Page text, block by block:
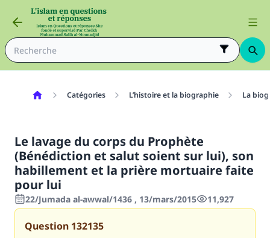
Catégories L’histoire et la biographie La
Le lavage du corps du Prophète
(Bénédiction et salut soient sur lui), son
habillement et la prière mortuaire faite
pour lui
22/Jumada al-awwal/1436 , 13/mars/2015 11,927
Question 132135